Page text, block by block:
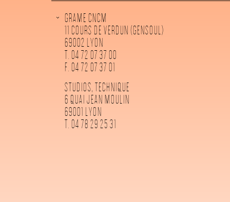
GRAME CNCM
11 COURS DE VERDUN (GENSOUL)
69002 LYON
T. 04 72 07 37 00
F. 04 72 07 37 01
STUDIOS, TECHNIQUE
6 QUAI JEAN MOULIN
69001 LYON
T. 04 78 29 25 31